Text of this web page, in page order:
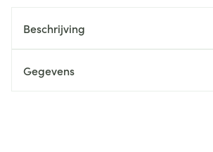
Beschrijving
Gegevens